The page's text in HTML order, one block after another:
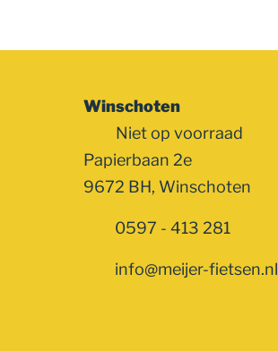
Winschoten
Niet op voorraad
Papierbaan 2e
9672 BH, Winschoten
0597 - 413 281
info@meijer-fietsen.nl